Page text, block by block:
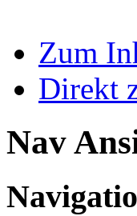
Zum
Direkt
Nav